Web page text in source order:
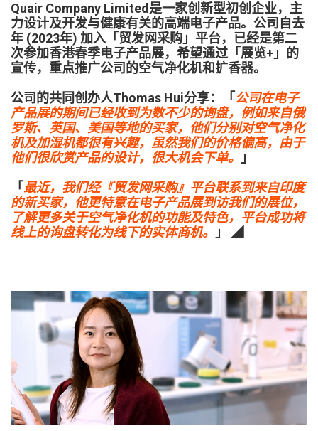
Quair Company Limited是一家创新型初创企业，主
力设计及开发与健康有关的高端电子产品。公司自去
年 (2023年) 加入「贸发网采购」平台，已经是第二
次参加香港春季电子产品展，希望通过「展览+」的
宣传，重点推广公司的空气净化机和扩香器。
公司的共同创办人Thomas Hui分享：「 公司在电子
产品展的期间已经收到为数不少的询盘，例如来自俄
罗斯、英国、美国等地的买家，他们分别对空气净化
机及加湿机都很有兴趣，虽然我们的价格偏高，由于
他们很欣赏产品的设计，很大机会下单。
」
「 最近，我们经『贸发网采购』平台联系到来自印度
的新买家，他更特意在电子产品展到访我们的展位，
了解更多关于空气净化机的功能及特色，平台成功将
线上的询盘转化为线下的实体商机。
」 ◢